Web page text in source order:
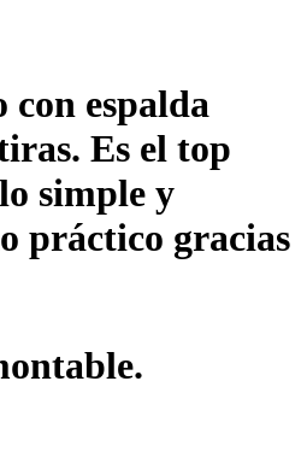
espalda
Es el top
simple y
práctico gracias